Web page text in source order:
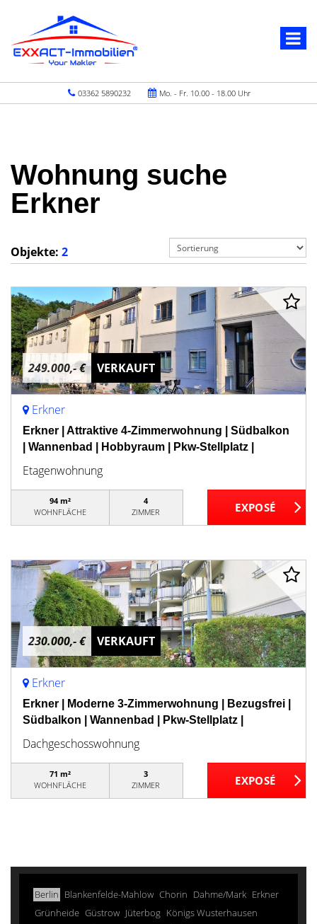
03362 5890232 Mo. - Fr. 10.00 - 18.00 Uhr
Wohnung suche
Erkner
Objekte: 2
249.000,- € VERKAUFT
Erkner
Erkner | Attraktive 4-Zimmerwohnung | Südbalkon
| Wannenbad | Hobbyraum | Pkw-Stellplatz |
Etagenwohnung
94 m²
WOHNFLÄCHE
4
ZIMMER
230.000,- € VERKAUFT
Erkner
Erkner | Moderne 3-Zimmerwohnung | Bezugsfrei |
Südbalkon | Wannenbad | Pkw-Stellplatz |
Dachgeschosswohnung
71 m²
WOHNFLÄCHE
3
ZIMMER
Berlin Blankenfelde-Mahlow Chorin Dahme/Mark Erkner
Grünheide Güstrow Jüterbog Königs Wusterhausen